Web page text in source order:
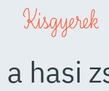
Kisgyerek
hasi